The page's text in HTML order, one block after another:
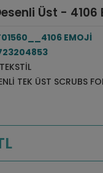
Üst - 4106
EMOJİ
TEK ÜST SCRUBS